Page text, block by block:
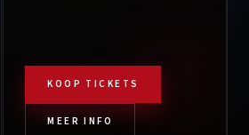
KOOP TICKETS
MEER INFO